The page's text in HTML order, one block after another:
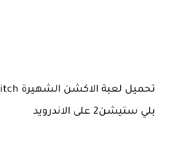
بلي ستيشن2 على الاندرويد